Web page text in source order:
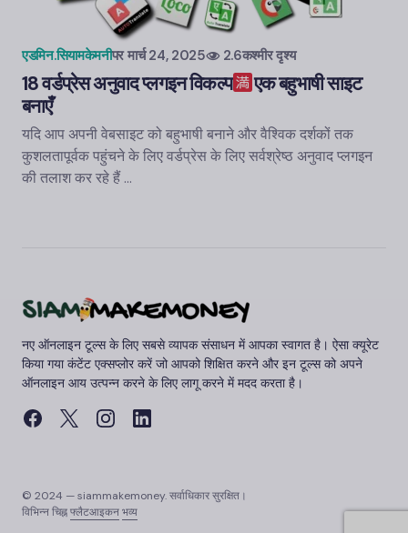
एडमिन.सियामकेमनीपर मार्च 24, 2025 2.6कश्मीर दृश्य
18 वर्डप्रेस अनुवाद प्लगइन विकल्प
एक बहुभाषी साइट
बनाएँ
यदि आप अपनी वेबसाइट को बहुभाषी बनाने और वैश्विक दर्शकों तक
कुशलतापूर्वक पहुंचने के लिए वर्डप्रेस के लिए सर्वश्रेष्ठ अनुवाद प्लगइन
की तलाश कर रहे हैं ...
नए ऑनलाइन टूल्स के लिए सबसे व्यापक संसाधन में आपका स्वागत है। ऐसा क्यूरेट
किया गया कंटेंट एक्सप्लोर करें जो आपको शिक्षित करने और इन टूल्स को अपने
ऑनलाइन आय उत्पन्न करने के लिए लागू करने में मदद करता है।
© 2024 — siammakemoney. सर्वाधिकार सुरक्षित।
विभिन्न चिह्नफ्लैटआइकनभव्य